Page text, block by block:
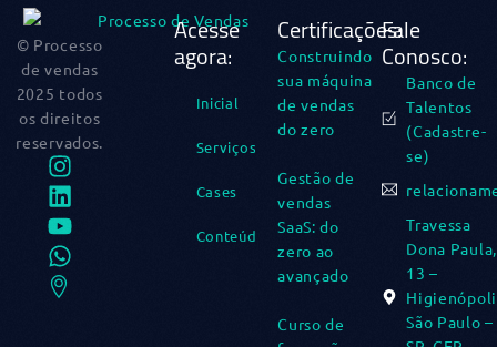
© Processo
de vendas
2025 todos
os direitos
reservados.
Acesse
agora:
Inicial
Serviços
Cases
Conteúdos
Certificações:
Construindo
sua máquina
de vendas
do zero​
Gestão de
vendas
SaaS: do
zero ao
avançado​
Curso de
Fale
Conosco:
Banco de
Talentos
(Cadastre-
se)
Travessa
Dona Paula,
13 –
São Paulo –